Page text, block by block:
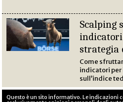
Scalping
strategia
Come
indicatori per
sull’indice
Questo è un sito informativo. Le indicazioni